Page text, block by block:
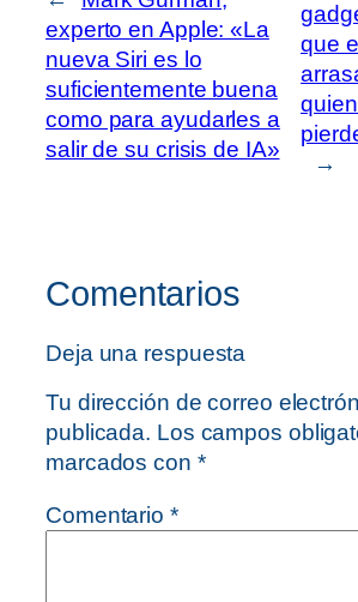
experto en Apple: «La
nueva Siri es lo
suficientemente buena
como para ayudarles a
salir de su crisis de IA»
que
→
Comentarios
Deja una respuesta
Tu dirección de correo
publicada. Los campos
marcados con *
Comentario *